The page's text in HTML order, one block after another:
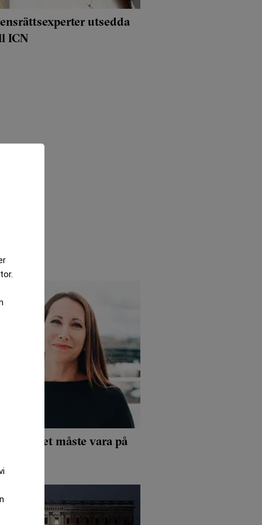
utsedda
ICN
"Arbetet måste vara på